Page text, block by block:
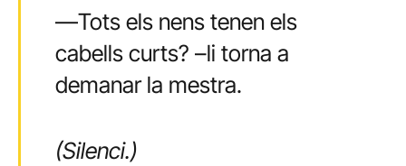
—Tots els nens tenen els
cabells curts? –li torna a
demanar la mestra.
(Silenci.)